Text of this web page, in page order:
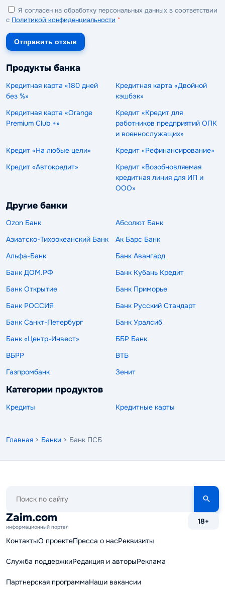
Я согласен на обработку персональных данных в соответствии
с Политикой конфиденциальности *
Отправить отзыв
Продукты банка
Кредитная карта «180 дней
без %»
Кредитная карта «Двойной
кэшбэк»
Кредитная карта «Orange
Premium Club +»
Кредит «Кредит для
работников предприятий ОПК
и военнослужащих»
Кредит «На любые цели»
Кредит «Рефинансирование»
Кредит «Автокредит»
Кредит «Возобновляемая
кредитная линия для ИП и
ООО»
Другие банки
Ozon Банк
Абсолют Банк
Азиатско-Тихоокеанский Банк
Ак Барс Банк
Альфа-Банк
Банк Авангард
Банк ДОМ.РФ
Банк Кубань Кредит
Банк Открытие
Банк Приморье
Банк РОССИЯ
Банк Русский Стандарт
Банк Санкт-Петербург
Банк Уралсиб
Банк «Центр-Инвест»
ББР Банк
ВБРР
ВТБ
Газпромбанк
Зенит
Категории продуктов
Кредиты Кредитные карты
Главная > Банки > Банк ПСБ
сайту
Zaim.com
информационный портал
18+
КонтактыО проектеПресса о насРеквизиты
Служба поддержкиРедакция и авторыРеклама
Партнерская программаНаши вакансии